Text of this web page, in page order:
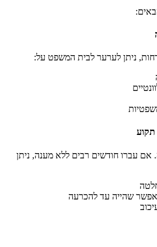
ניתן לערער לבית המשפט על:
תקוע
עברו חודשים רבים ללא מענה, ניתן
שהייה עד להכרעה